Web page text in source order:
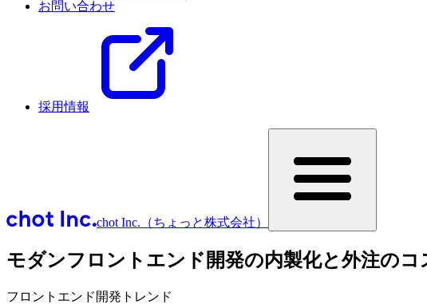
お問い合わせ
採用情報
chot Inc.（ちょっと株式会社）
モダンフロントエンド開発の内製化と外注のコ
フロントエンド開発トレンド